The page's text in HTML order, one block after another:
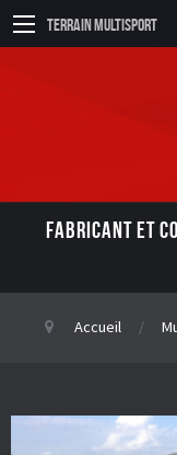
Terrain Multisport
FABRICANT ET
Accueil